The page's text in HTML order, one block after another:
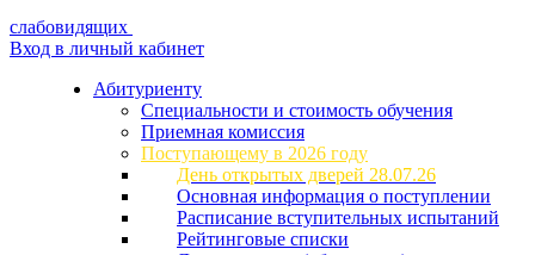
слабовидящих
Вход в личный кабинет
Абитуриенту
Специальности и стоимость обучения
Приемная комиссия
Поступающему в 2026 году
День открытых дверей 28.07.26
Основная информация о поступлении
Расписание вступительных испытаний
Рейтинговые списки